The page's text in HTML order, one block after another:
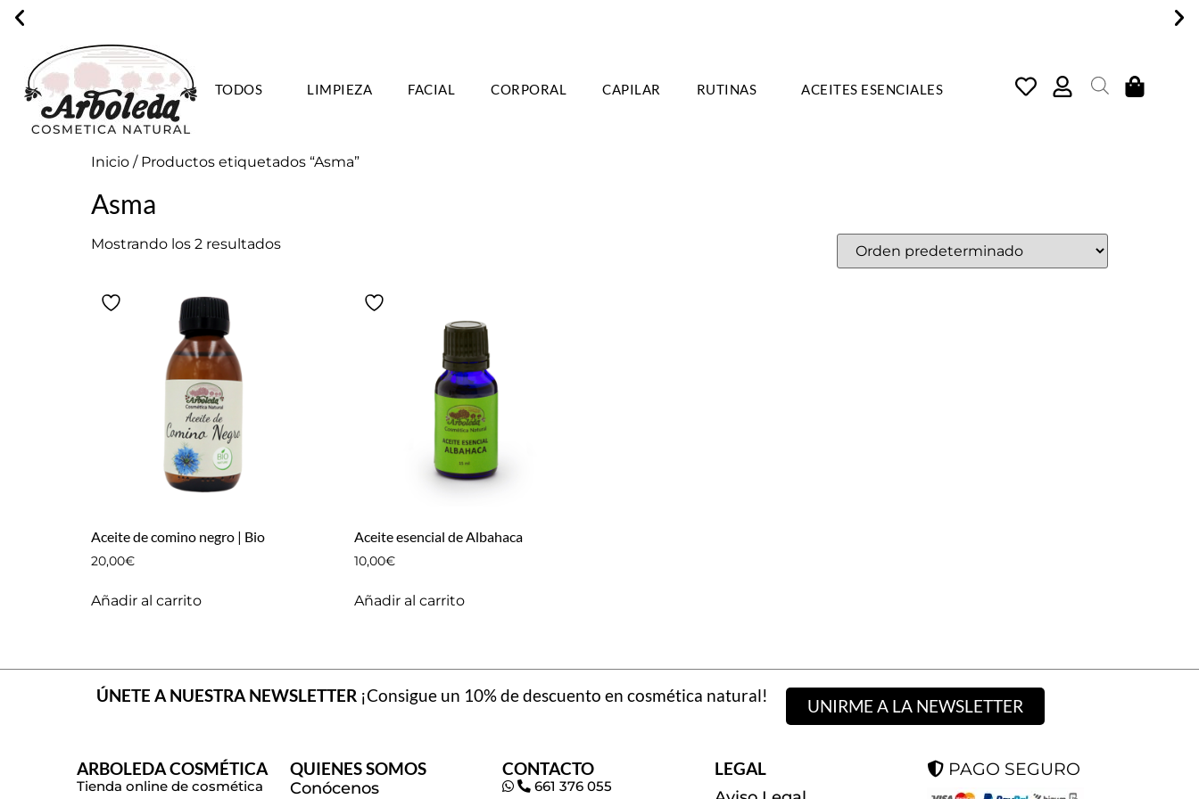
ENVÍO GRATIS A PARTIR DE 39€ EN PENÍNSULA - 2/3
COSMÉTICA NATURAL,
TODOS LIMPIEZA FACIAL CORPORAL CAPILAR RUTINAS ACEITES ESENCIALES
Inicio / Productos etiquetados “Asma”
Asma
Mostrando los 2 resultados
Aceite de comino negro | Bio
20,00€
Añadir al carrito
Aceite esencial de Albahaca
10,00€
Añadir al carrito
ÚNETE A NUESTRA NEWSLETTER¡Consigue un 10% de descuento en cosmética natural!
UNIRME A LA NEWSLETTER
ARBOLEDA COSMÉTICA
Tienda online de cosmética
QUIENES SOMOS
Conócenos
CONTACTO
661 376 055
LEGAL PAGO SEGURO